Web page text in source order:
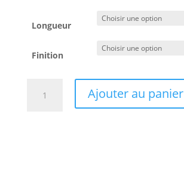
Longueur
Finition
Ajouter au panier